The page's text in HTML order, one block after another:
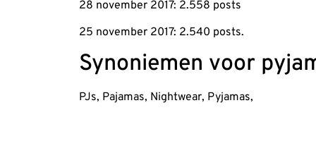
28 november 2017: 2.558 posts
25 november 2017: 2.540 posts.
Synoniemen voor
PJs, Pajamas, Nightwear, Pyjamas,